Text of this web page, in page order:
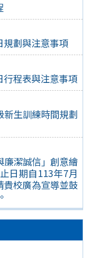
劃與注意事項
程表與注意事項
生訓練時間規劃
廉潔誠信」創意繪
日期自113年7月
校廣為宣導並鼓